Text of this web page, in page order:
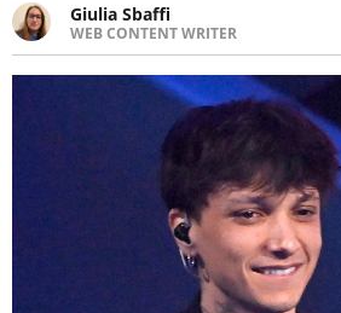
Giulia Sbaffi
WEB CONTENT WRITER
Web content writer
viaggi, scrive da quando ne ha
natura, le piace tenersi
intorno a lei.